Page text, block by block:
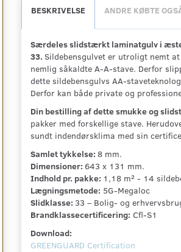
BESKRIVELSE ANDRE KØBTE
Særdeles slidstærkt laminatgulv i
33. Sildebensgulvet er utroligt nemt
nemlig såkaldte A-A-stave. Derfor
dette sildebensgulvs AA-
Derfor kan både private og
Din bestilling af dette smukke og
pakker med forskellige stave.
sundt indendørsklima med sin
Samlet tykkelse: 8 mm.
Dimensioner: 643 x 131 mm.
Indhold pr. pakke: 1,18 m² - 14
Lægningsmetode: 5G-Megaloc
Slidklasse: 33 – Bolig- og
Brandklassecertificering: Cfl-S1
Download:
GREENGUARD Certification